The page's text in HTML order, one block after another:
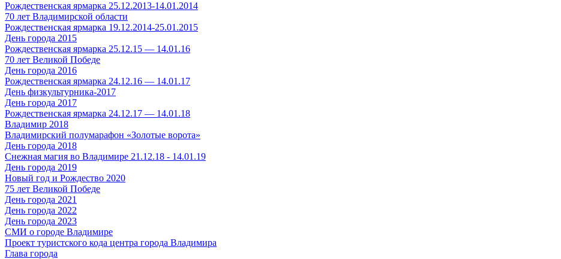
Рождественская ярмарка 25.12.2013-14.01.2014
70 лет Владимирской области
Рождественская ярмарка 19.12.2014-25.01.2015
День города 2015
Рождественская ярмарка 25.12.15 — 14.01.16
70 лет Великой Победе
День города 2016
Рождественская ярмарка 24.12.16 — 14.01.17
День физкультурника-2017
День города 2017
Рождественская ярмарка 24.12.17 — 14.01.18
Владимир 2018
Владимирский полумарафон «Золотые ворота»
День города 2018
Снежная магия во Владимире 21.12.18 - 14.01.19
День города 2019
Новый год и Рождество 2020
75 лет Великой Победе
День города 2021
День города 2022
День города 2023
СМИ о городе Владимире
Проект туристского кода центра города Владимира
Глава города